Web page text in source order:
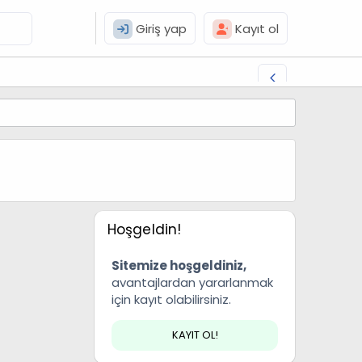
Giriş yap Kayıt ol
Hoşgeldin!
Sitemize hoşgeldiniz,
avantajlardan yararlanmak
için kayıt olabilirsiniz.
KAYIT OL!